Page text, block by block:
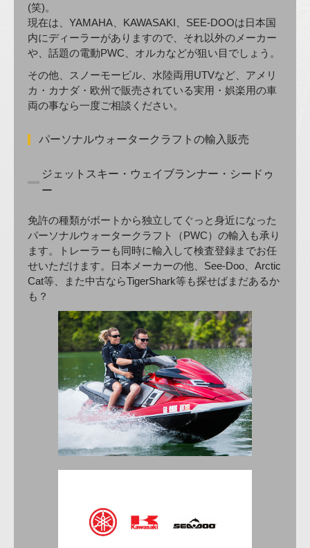
(笑)。
現在は、YAMAHA、KAWASAKI、SEE-DOOは日本国
内にディーラーがありますので、それ以外のメーカー
や、話題の電動PWC、オルカなどが狙い目でしょう。
その他、スノーモービル、水陸両用UTVなど、アメリ
カ・カナダ・欧州で販売されている実用・娯楽用の車
両の事なら一度ご相談ください。
パーソナルウォータークラフトの輸入販売
ジェットスキー・ウェイブランナー・シードゥ
ー
免許の種類がボートから独立してぐっと身近になった
パーソナルウォータークラフト（PWC）の輸入も承り
ます。トレーラーも同時に輸入して検査登録までお任
せいただけます。日本メーカーの他、See-Doo、Arctic
Cat等、また中古ならTigerShark等も探せばまだあるか
も？